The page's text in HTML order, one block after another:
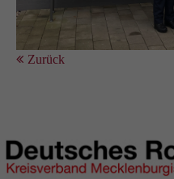
Zurück